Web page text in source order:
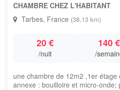
CHAMBRE CHEZ L'HABITANT
Tarbes, France (38,13 km)
20 €
/nuit
140 €
/
une chambre de 12m2 ,1er
annexe : bouilloire et micro-onde;